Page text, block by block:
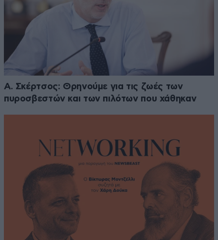
Α. Σκέρτσος: Θρηνούμε για τις ζωές των
πυροσβεστών και των πιλότων που χάθηκαν